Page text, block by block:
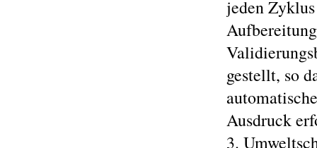
jeden
gestellt, so
Ausdruck
3.